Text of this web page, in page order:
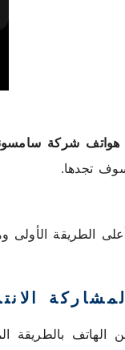
هواتف شركة
تجدها.
الطريقة الأولى
لمشاركة
الهاتف بالطريقة